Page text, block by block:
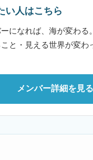
い人はこちら
ーになれば、海が変わる
と・見える世界が変わ
メンバー詳細を見る